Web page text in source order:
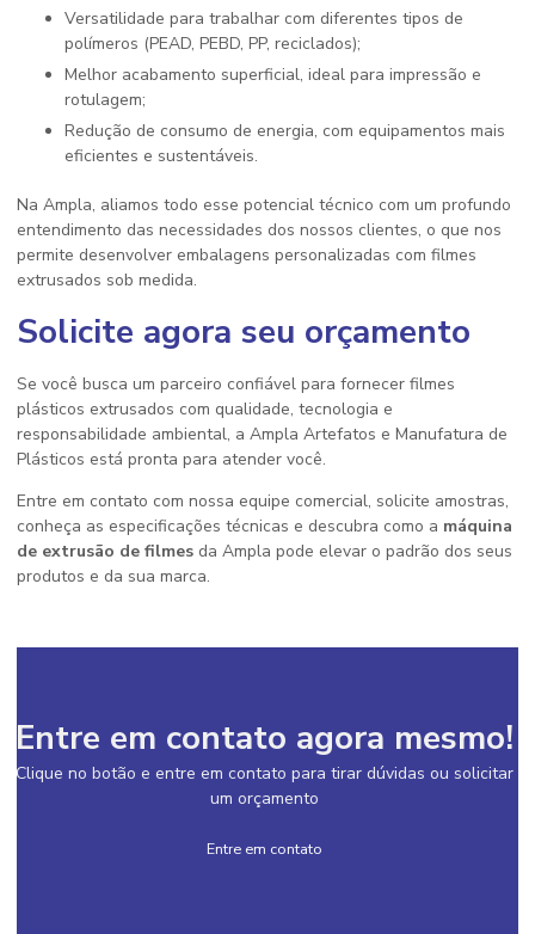
Versatilidade para trabalhar com diferentes tipos de
polímeros (PEAD, PEBD, PP, reciclados);
Melhor acabamento superficial, ideal para impressão e
rotulagem;
Redução de consumo de energia, com equipamentos mais
eficientes e sustentáveis.
Na Ampla, aliamos todo esse potencial técnico com um profundo
entendimento das necessidades dos nossos clientes, o que nos
permite desenvolver embalagens personalizadas com filmes
extrusados sob medida.
Solicite agora seu orçamento
Se você busca um parceiro confiável para fornecer filmes
plásticos extrusados com qualidade, tecnologia e
responsabilidade ambiental, a Ampla Artefatos e Manufatura de
Plásticos está pronta para atender você.
Entre em contato com nossa equipe comercial, solicite amostras,
conheça as especificações técnicas e descubra como a máquina
de extrusão de filmes da Ampla pode elevar o padrão dos seus
produtos e da sua marca.
Entre em contato agora mesmo!
Clique no botão e entre em contato para tirar dúvidas ou solicitar
um orçamento
Entre em contato